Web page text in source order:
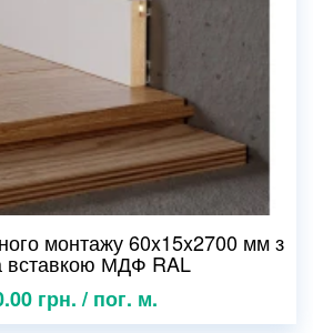
монтажу 60x15x2700 мм з
вставкою МДФ RAL
грн. / пог. м.